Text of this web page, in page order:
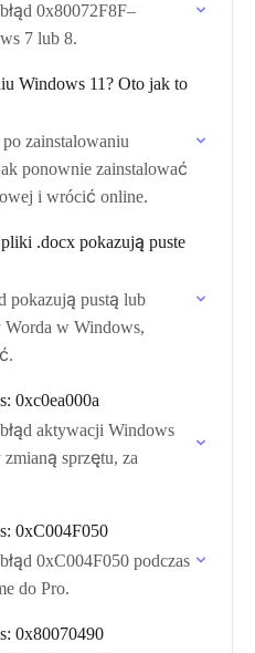
0x80072F8F–
7 lub 8.
Windows 11? Oto jak to
zainstalowaniu
ponownie zainstalować
i wrócić online.
.docx pokazują puste
pokazują pustą lub
w Windows,
0xc0ea000a
aktywacji Windows
sprzętu, za
0xC004F050
0xC004F050 podczas
do Pro.
0x80070490